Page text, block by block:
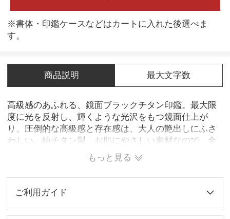
※書体・印鑑ケースなどはカートに入れた後選べま
す。
商品説明 最大文字数
高級感のあふれる、鏡面ブラックチタン印鑑。最大限
度に光を反射し、輝くような光沢をもつ鏡面仕上が
り、圧倒的な高級感と存在感は、大人の艶出しにふさ
わしい。純チタン製、お肌にやさしい素材なので、金
属アレルギーの心配がなく、安心してお使い頂けま
もっと見る
ご利用ガイド